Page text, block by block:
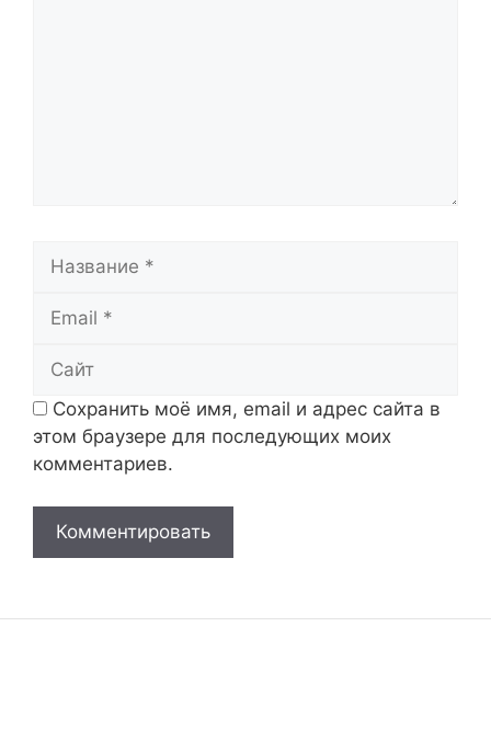
Название
Email
Сайт
Сохранить моё имя, email и адрес сайта в
этом браузере для последующих моих
комментариев.